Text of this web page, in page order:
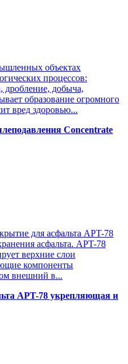
объектах
процессов:
дробление, добыча,
образование огромного
вред здоровью...
Concentrate
для асфальта APT-78
асфальта. APT-78
верхние слои
компоненты
внешний в...
APT-78 укрепляющая и